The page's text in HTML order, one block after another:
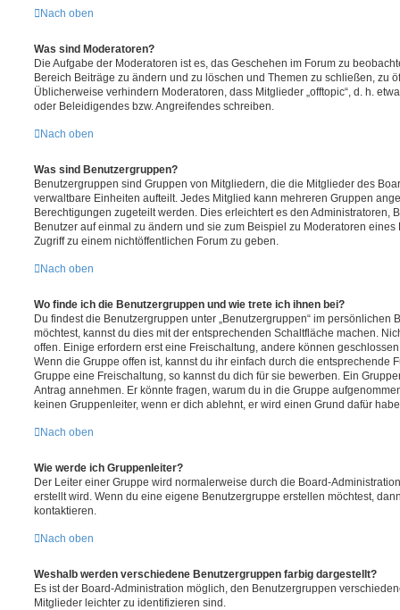
Nach oben
Was sind Moderatoren?
Die Aufgabe der Moderatoren ist es, das Geschehen im Forum zu
Bereich Beiträge zu ändern und zu löschen und Themen zu schließen, zu
Üblicherweise verhindern Moderatoren, dass Mitglieder „offtopic“, d. h.
oder Beleidigendes bzw. Angreifendes schreiben.
Nach oben
Was sind Benutzergruppen?
Benutzergruppen sind Gruppen von Mitgliedern, die die Mitglieder des
verwaltbare Einheiten aufteilt. Jedes Mitglied kann mehreren Gruppen
Berechtigungen zugeteilt werden. Dies erleichtert es den Administratoren,
Benutzer auf einmal zu ändern und sie zum Beispiel zu Moderatoren
Zugriff zu einem nichtöffentlichen Forum zu geben.
Nach oben
Wo finde ich die Benutzergruppen und wie trete ich ihnen bei?
Du findest die Benutzergruppen unter „Benutzergruppen“ im persönlichen
möchtest, kannst du dies mit der entsprechenden Schaltfläche machen.
offen. Einige erfordern erst eine Freischaltung, andere können
Wenn die Gruppe offen ist, kannst du ihr einfach durch die entsprechende
Gruppe eine Freischaltung, so kannst du dich für sie bewerben. Ein
Antrag annehmen. Er könnte fragen, warum du in die Gruppe
keinen Gruppenleiter, wenn er dich ablehnt, er wird einen Grund dafür
Nach oben
Wie werde ich Gruppenleiter?
Der Leiter einer Gruppe wird normalerweise durch die Board-
erstellt wird. Wenn du eine eigene Benutzergruppe erstellen möchtest,
kontaktieren.
Nach oben
Weshalb werden verschiedene Benutzergruppen farbig dargestellt?
Es ist der Board-Administration möglich, den Benutzergruppen
Mitglieder leichter zu identifizieren sind.